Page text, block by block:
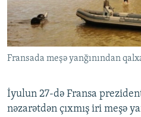
Fransada meşə yanğınından
İyulun 27-də Fransa
nəzarətdən çıxmış iri meşə